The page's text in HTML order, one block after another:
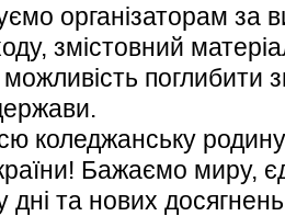
організаторам за
змістовний
можливість
коледжанську
Бажаємо миру,
та нових